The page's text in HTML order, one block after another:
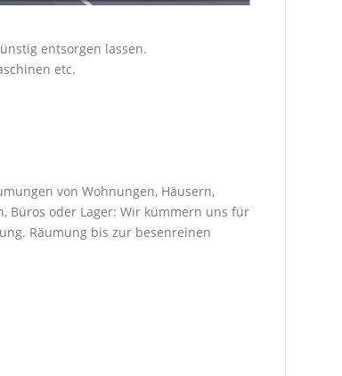
entsorgen lassen.
etc.
von Wohnungen, Häusern,
Büros oder Lager: Wir kümmern uns für
Räumung bis zur besenreinen